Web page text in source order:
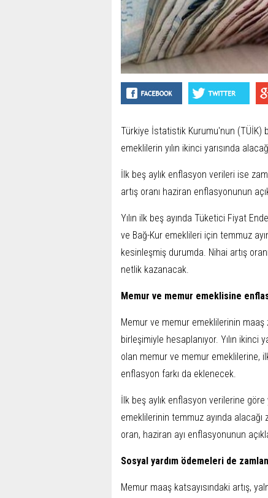
Türkiye İstatistik Kurumu'nun (TÜİK)
emeklilerin yılın ikinci yarısında
İlk beş aylık enflasyon verileri ise
artış oranı haziran enflasyonunun
Yılın ilk beş ayında Tüketici Fiyat
ve Bağ-Kur emeklileri için temmuz
kesinleşmiş durumda. Nihai artış
netlik kazanacak.
Memur ve memur emeklisine
Memur ve memur emeklilerinin maaş
birleşimiyle hesaplanıyor. Yılın
olan memur ve memur emeklilerine,
enflasyon farkı da eklenecek.
İlk beş aylık enflasyon verilerine
emeklilerinin temmuz ayında
oran, haziran ayı enflasyonunun
Sosyal yardım ödemeleri de
Memur maaş katsayısındaki artış,